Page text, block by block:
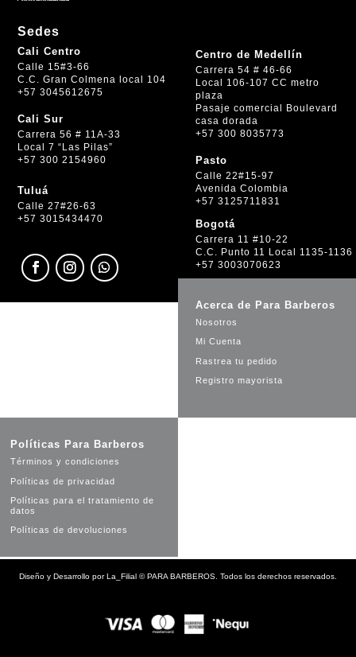
Sedes
Cali Centro
Calle 15#3-66
C.C. Gran Colmena local 104
+57 3045612675
Cali Sur
Carrera 56 # 11A-33
Local 7 “Las Pilas”
+57 300 2154960
Tuluá
Calle 27#26-63
+57 3015434470
Centro de Medellín
Carrera 54 # 46-66
Local 106-107 CC metro
plaza
Pasaje comercial Boulevard
casa dorada
+57 300 8035773
Pasto
Calle 22#15-97
Avenida Colombia
+57 3125711831
Bogotá
Carrera 11 #10-22
C.C. Punto 11 Local 1135-1136
+57 3003070623
Acerca de Para Barberos
Nosotros
Mi Cuenta
Rastrea tu pedido
Registro mayorista
Políticas Para Barberos
Términos y condiciones
Políticas de privacidad
Políticas para el tratamiento de
datos
Políticas de devoluciones
Diseño y Desarrollo porLa_Filial ©PARA BARBEROS. Todos los derechos reservados.